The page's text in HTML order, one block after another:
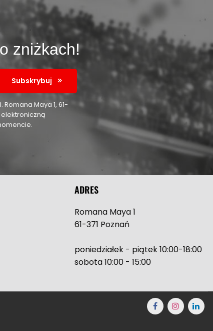
zniżkach!
Subskrybuj
Maya 1, 61-
elektroniczną
ADRES
Romana Maya 1
61-371 Poznań
poniedziałek - piątek 10:00-18:00
sobota 10:00 - 15:00